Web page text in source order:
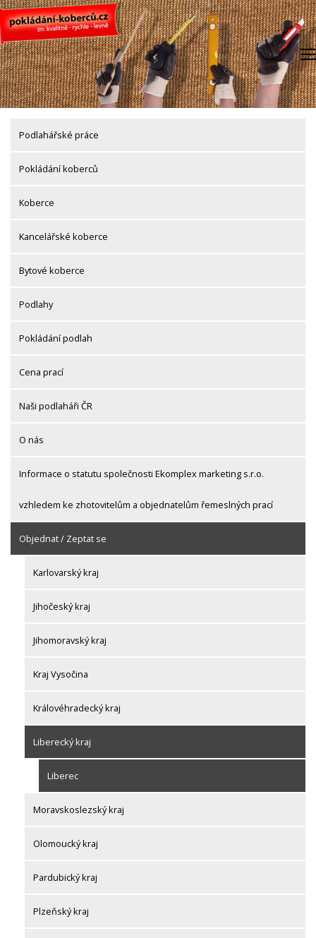
Skip
to
content
Podlahářské práce
Pokládání koberců
Koberce
Kancelářské koberce
Bytové koberce
Podlahy
Pokládání podlah
Cena prací
Naši podlaháři ČR
O nás
Informace o statutu společnosti Ekomplex marketing s.r.o.
vzhledem ke zhotovitelům a objednatelům řemeslných prací
Objednat / Zeptat se
Karlovarský kraj
Jihočeský kraj
Jihomoravský kraj
Kraj Vysočina
Královéhradecký kraj
Liberecký kraj
Liberec
Moravskoslezský kraj
Olomoucký kraj
Pardubický kraj
Plzeňský kraj